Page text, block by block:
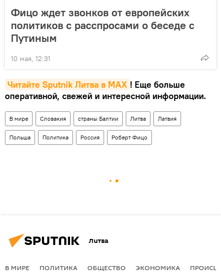
Фицо ждет звонков от европейских
политиков с расспросами о беседе с
Путиным
10 мая, 12:31
Читайте Sputnik Литва в MAX ! Еще больше
оперативной, свежей и интересной информации.
В мире Словакия страны Балтии Литва Латвия
Польша Политика Россия Роберт Фицо
Литва
В МИРЕ ПОЛИТИКА ОБЩЕСТВО ЭКОНОМИКА